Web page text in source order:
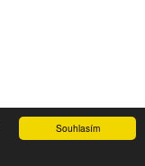
Souhlasím